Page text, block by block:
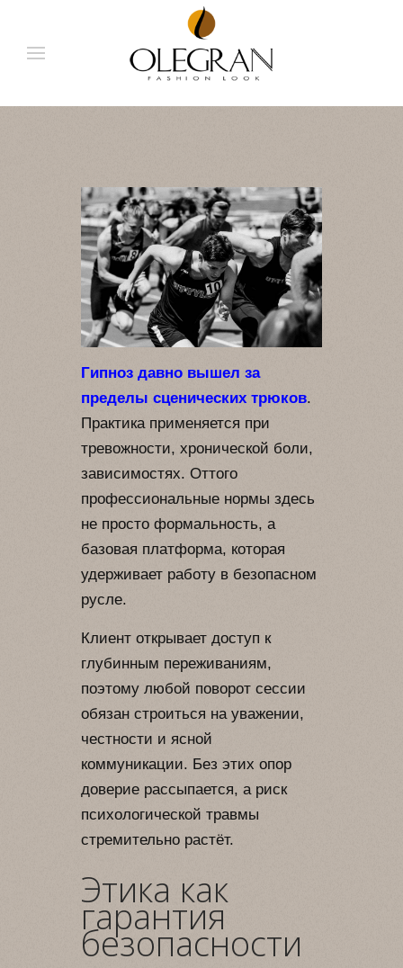
Гипноз давно вышел за
пределы сценических трюков.
Практика применяется при
тревожности, хронической боли,
зависимостях. Оттого
профессиональные нормы здесь
не просто формальность, а
базовая платформа, которая
удерживает работу в безопасном
русле.
Клиент открывает доступ к
глубинным переживаниям,
поэтому любой поворот сессии
обязан строиться на уважении,
честности и ясной
коммуникации. Без этих опор
доверие рассыпается, а риск
психологической травмы
стремительно растёт.
Этика как
гарантия
безопасности